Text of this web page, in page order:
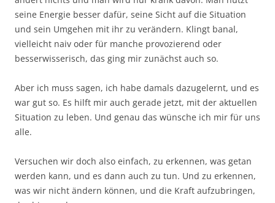
seine Energie besser dafür, seine Sicht auf die Situation
und sein Umgehen mit ihr zu verändern. Klingt banal,
vielleicht naiv oder für manche provozierend oder
besserwisserisch, das ging mir zunächst auch so.
Aber ich muss sagen, ich habe damals dazugelernt, und es
war gut so. Es hilft mir auch gerade jetzt, mit der aktuellen
Situation zu leben. Und genau das wünsche ich mir für uns
alle.
Versuchen wir doch also einfach, zu erkennen, was getan
werden kann, und es dann auch zu tun. Und zu erkennen,
was wir nicht ändern können, und die Kraft aufzubringen,